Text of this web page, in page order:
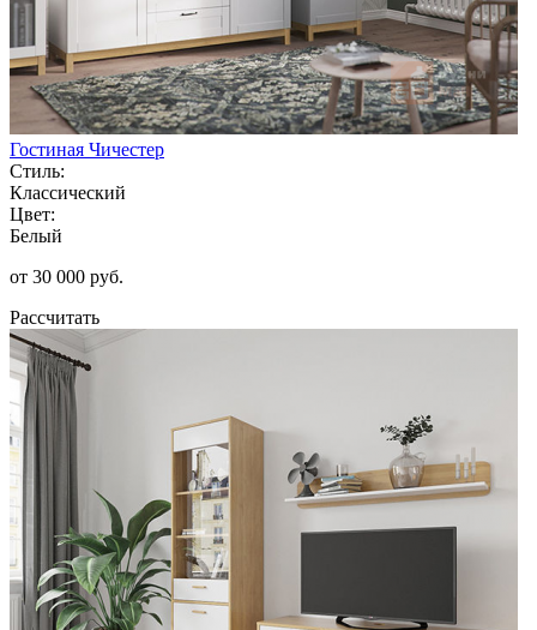
Гостиная Чичестер
Стиль:
Классический
Цвет:
Белый
от 30 000 руб.
Рассчитать